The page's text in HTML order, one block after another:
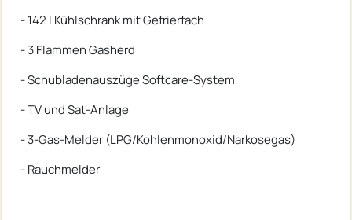
- 142 l Kühlschrank mit Gefrierfach
- 3 Flammen Gasherd
- Schubladenauszüge Softcare-System
- TV und Sat-Anlage
- 3-Gas-Melder (LPG/Kohlenmonoxid/Narkosegas)
- Rauchmelder